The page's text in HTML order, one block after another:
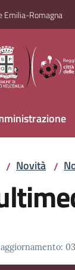
Emilia-Romagna
/ Novità /
: